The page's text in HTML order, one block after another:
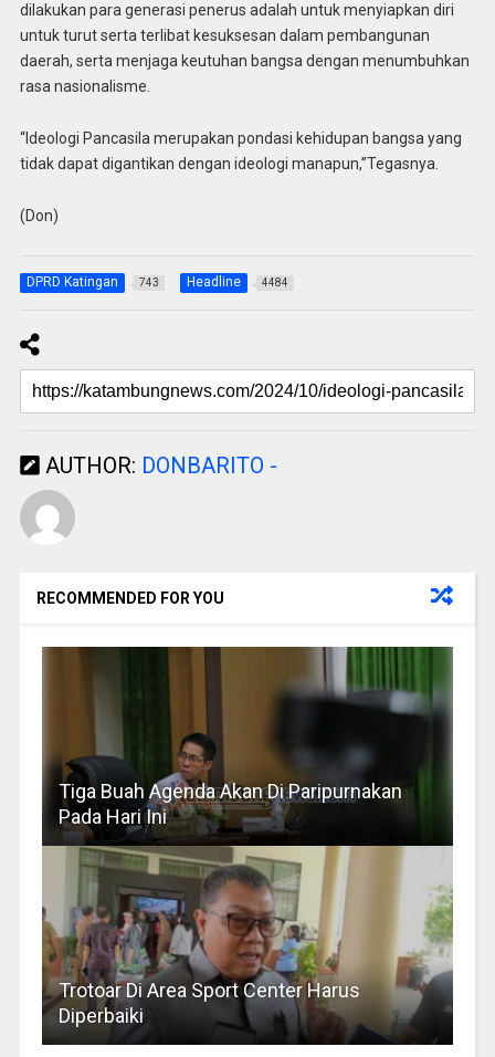
dilakukan para generasi penerus adalah untuk menyiapkan diri
untuk turut serta terlibat kesuksesan dalam pembangunan
daerah, serta menjaga keutuhan bangsa dengan menumbuhkan
rasa nasionalisme.
“Ideologi Pancasila merupakan pondasi kehidupan bangsa yang
tidak dapat digantikan dengan ideologi manapun,”Tegasnya.
(Don)
DPRD Katingan 743 Headline 4484
AUTHOR: DONBARITO -
RECOMMENDED FOR YOU
Tiga Buah Agenda Akan Di Paripurnakan
Pada Hari Ini
Trotoar Di Area Sport Center Harus
Diperbaiki